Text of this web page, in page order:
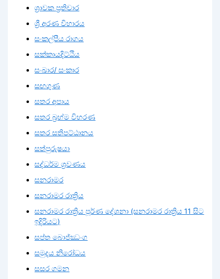
ශ්‍රාවක ප්‍රතිචාර
ශ්‍රී අරණ විහාරය
සංකල්පීය රාගය
සක්කායදිට්ඨිය
සංඛාර/ සංකාර
සඟගුණ
සතර අපාය
සතර බ්‍රහ්ම විහරණ
සතර සතිපට්ඨානය
සත්පුරුෂයා
සද්ධර්ම ශ්‍රවණය
සනරාමර
සනරාමර රාත්‍රිය
සනරාමර රාත්‍රිය පූර්ණ දේශනා (සනරාමර රාත්‍රිය 11 සිට
ඉදිරියට)
සප්ත බොජ්ඣංග
සමුදය නිරෝධය
සසර ගමන